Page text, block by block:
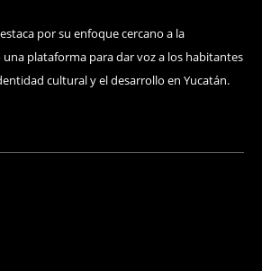
por su enfoque cercano a la
plataforma para dar voz a los habitantes
cultural y el desarrollo en Yucatán.